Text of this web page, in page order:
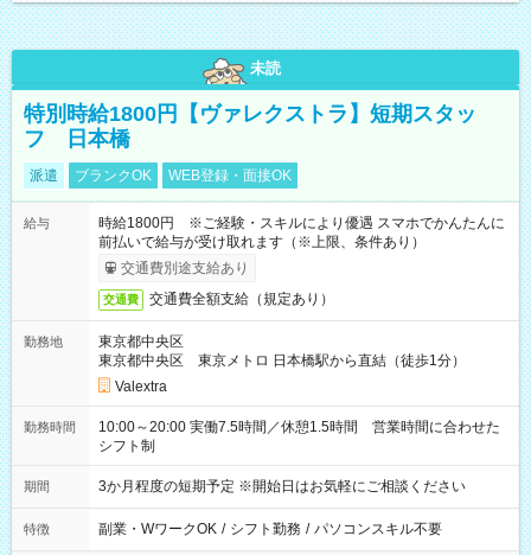
未読
特別時給1800円【ヴァレクストラ】短期スタッ
フ 日本橋
派遣 ブランクOK WEB登録・面接OK
給与
時給1800円 ※ご経験・スキルにより優遇 スマホでかんたんに
前払いで給与が受け取れます（※上限、条件あり）
交通費別途支給あり
交通費 交通費全額支給（規定あり）
勤務地
東京都中央区
東京都中央区 東京メトロ 日本橋駅から直結（徒歩1分）
Valextra
勤務時間
10:00～20:00 実働7.5時間／休憩1.5時間 営業時間に合わせた
シフト制
期間 3か月程度の短期予定 ※開始日はお気軽にご相談ください
特徴 副業・WワークOK / シフト勤務 / パソコンスキル不要